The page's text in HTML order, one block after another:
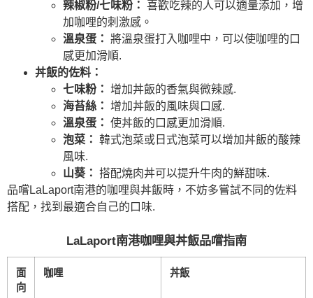
辣椒粉/七味粉： 喜歡吃辣的人可以適量添加，增
加咖哩的刺激感。
溫泉蛋： 將溫泉蛋打入咖哩中，可以使咖哩的口
感更加滑順.
丼飯的佐料：
七味粉： 增加丼飯的香氣與微辣感.
海苔絲： 增加丼飯的風味與口感.
溫泉蛋： 使丼飯的口感更加滑順.
泡菜： 韓式泡菜或日式泡菜可以增加丼飯的酸辣
風味.
山葵： 搭配燒肉丼可以提升牛肉的鮮甜味.
品嚐LaLaport南港的咖哩與丼飯時，不妨多嘗試不同的佐料
搭配，找到最適合自己的口味.
LaLaport南港咖哩與丼飯品嚐指南
面
向
咖哩 丼飯